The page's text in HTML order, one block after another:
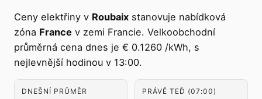
Ceny elektřiny v Roubaix stanovuje nabídková
zóna France v zemi Francie. Velkoobchodní
průměrná cena dnes je € 0.1260 /kWh, s
nejlevnější hodinou v 13:00.
DNEŠNÍ PRŮMĚR PRÁVĚ TEĎ (07:00)